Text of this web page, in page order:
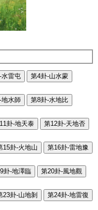
水雷屯 第4卦-山水蒙
地水師 第8卦-水地比
卦-地天泰 第12卦-天地否
15卦-火地山 第16卦-雷地豫
卦-地澤臨 第20卦-風地觀
23卦-山地剝 第24卦-地雷復